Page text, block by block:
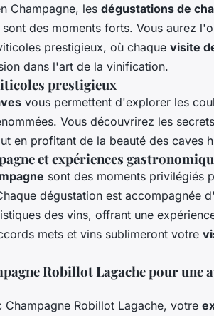
Champagne, les dégustations de
sont des moments forts. Vous aurez
prestigieux, où chaque visite
dans l'art de la vinification.
prestigieux
vous permettent d'explorer les
Vous découvrirez les
en profitant de la beauté des caves
et expériences
sont des moments privilégiés
dégustation est accompagnée
des vins, offrant une
mets et vins sublimeront votre
Robillot Lagache pour une
Champagne Robillot Lagache, votre